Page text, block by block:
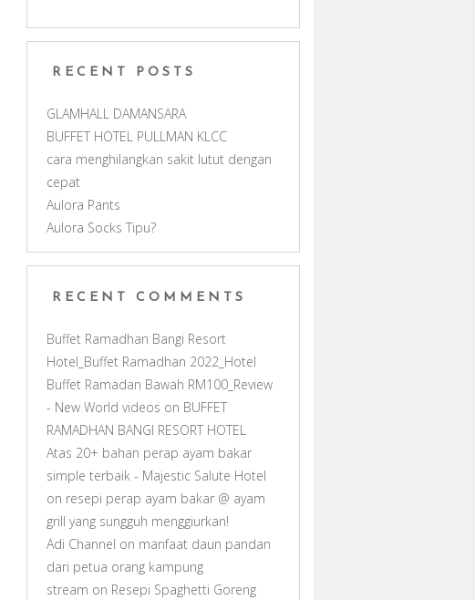
m h
n
l
RECENT POSTS
GLAMHALL DAMANSARA
BUFFET HOTEL PULLMAN KLCC
cara menghilangkan sakit lutut dengan
cepat
Aulora Pants
Aulora Socks Tipu?
RECENT COMMENTS
Buffet Ramadhan Bangi Resort
Hotel_Buffet Ramadhan 2022_Hotel
Buffet Ramadan Bawah RM100_Review
- New World videos on BUFFET
RAMADHAN BANGI RESORT HOTEL
Atas 20+ bahan perap ayam bakar
simple terbaik - Majestic Salute Hotel
on resepi perap ayam bakar @ ayam
grill yang sungguh menggiurkan!
Adi Channel on manfaat daun pandan
dari petua orang kampung
stream on Resepi Spaghetti Goreng